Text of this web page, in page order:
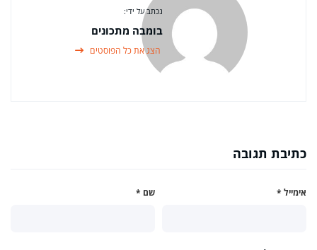
נכתב על ידי:
בומבה מתכונים
הצג את כל הפוסטים
כתיבת תגובה
שם * אימייל *